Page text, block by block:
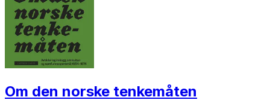
Om den norske tenkemåten